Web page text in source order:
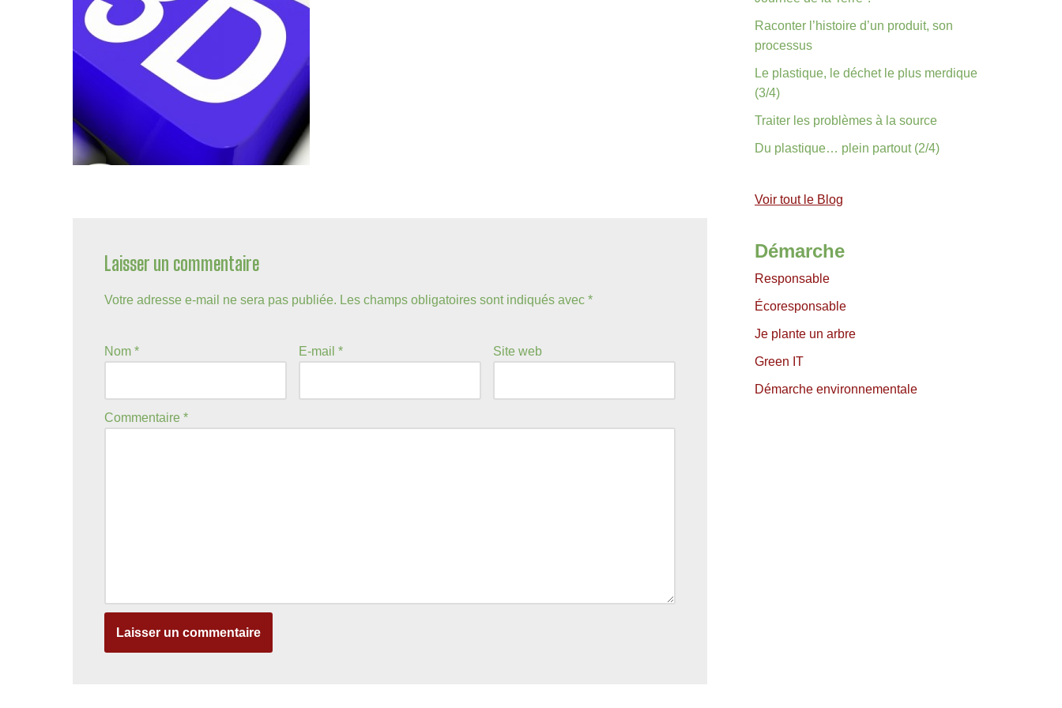
Laisser un commentaire
Votre adresse e-mail ne sera pas publiée. Les champs obligatoires sont indiqués avec *
Nom * E-mail * Site web
Commentaire *
Raconter l’histoire d’un produit, son
processus
Le plastique, le déchet le plus merdique
(3/4)
Traiter les problèmes à la source
Du plastique… plein partout (2/4)
Voir tout le Blog
Démarche
Responsable
Écoresponsable
Je plante un arbre
Green IT
Démarche environnementale